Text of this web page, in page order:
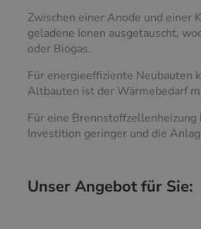
Zwischen einer Anode und einer
geladene Ionen ausgetauscht,
oder Biogas.
Für energieeffiziente Neubauten
Altbauten ist der Wärmebedarf
Für eine
Investition geringer und die
Unser Angebot für Sie: